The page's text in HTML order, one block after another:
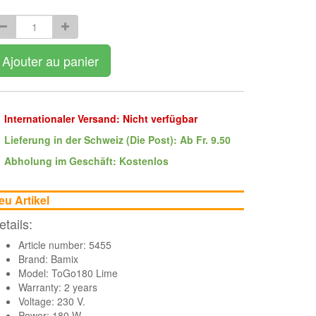
Ajouter au panier
Internationaler Versand: Nicht verfügbar
Lieferung in der Schweiz (Die Post): Ab Fr. 9.50
Abholung im Geschäft: Kostenlos
Artikel
Article number: 5455
Brand: Bamix
Model: ToGo180 Lime
Warranty: 2 years
Voltage: 230 V.